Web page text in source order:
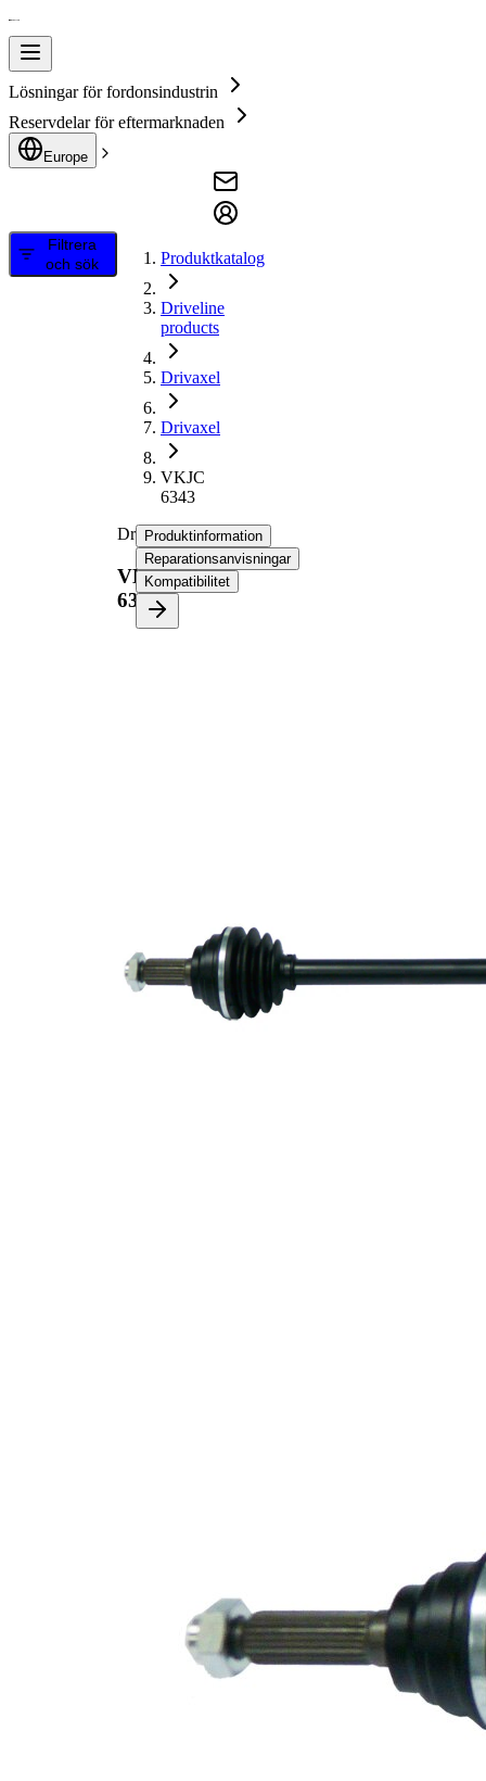
Lösningar för fordonsindustrin
Reservdelar för eftermarknaden
Europe
Filtrera
och sök
Produktkatalog
Driveline
products
Drivaxel
Drivaxel
VKJC
6343
Drivaxel
VKJC
6343
Produktinformation
Reparationsanvisningar
Kompatibilitet
Leddiameter
växellådssida
71 mm